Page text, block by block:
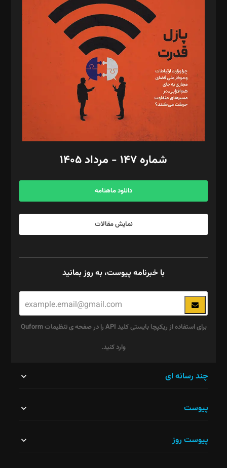
د‌بیر تحریریه آنلاین: بابک نقاش
تحریریه‌: مجتبی محمود‌ی، آرش برهمند، یسنا امان‌پور، سروش کرمیان،
مصطفی مسجدی آرانی، ابوالفضل رجبی، زهرا فکرانه، فائزه فتحی
رستمی،مصطفی باستان
ویرایش: نگار استاد‌‌آقا
طراح یونیفرم: مجید توکلی
فیلمبرداری و عکاسی: امیر شفیعی، مانی لطفی زاده
گرافیک و صفحه‌آرایی: سید‌سبحان‌علی ثابت
مد‌یر توسعه تجاری: کامبیز برید‌
امور مالی: شاپور رهبری، محمد‌ کاظمی‌نیا
آگهی و مشترکین: ۰۹۱۹۹۹۹۰۴۵۴
شماره ۱۴۷ - مرداد ۱۴۰۵
دانلود ماهنامه
نمایش مقالات
با خبرنامه پیوست، به روز بمانید
برای استفاده از ریکپچا بایستی کلید API را در صفحه ی تنظیمات Quform
وارد کنید.
نباید
چند رسانه ای
پیوست
پیوست روز